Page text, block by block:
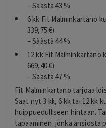
– Säästä 43 %
6 kk Fit Malminkartano
339,75 €)
– Säästä 44 %
12 kk Fit Malminkartano
669,40 €)
– Säästä 47 %
Fit Malminkartano tarjoaa
Saat nyt 3 kk, 6 kk tai 12 kk
huippuedulliseen hintaan.
tapaaminen, jonka ansiosta